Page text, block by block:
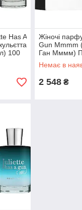
Has A
100
Жіночі
Gun Mmmm
Ган Мммм)
вода 100 ml/
Немає в
2 548 ₴